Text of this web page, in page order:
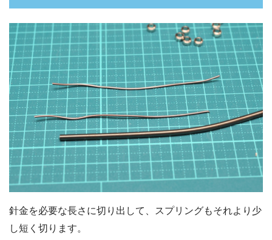
針金を必要な長さに切り出して、スプリングもそれより少
し短く切ります。